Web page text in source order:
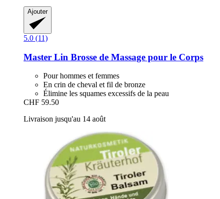
Ajouter
5.0 (11)
Master Lin Brosse de Massage pour le Corps
Pour hommes et femmes
En crin de cheval et fil de bronze
Élimine les squames excessifs de la peau
CHF 59.50
Livraison jusqu'au 14 août